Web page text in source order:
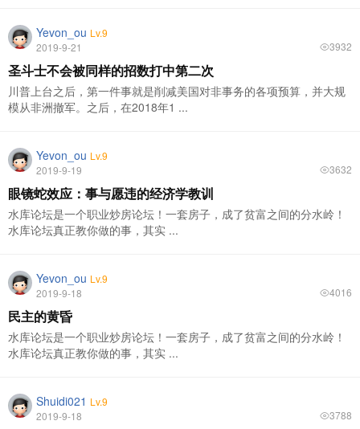
Yevon_ou Lv.9
2019-9-21
3932
圣斗士不会被同样的招数打中第二次
川普上台之后，第一件事就是削减美国对非事务的各项预算，并大规
模从非洲撤军。之后，在2018年1 ...
Yevon_ou Lv.9
2019-9-19
3632
眼镜蛇效应：事与愿违的经济学教训
水库论坛是一个职业炒房论坛！一套房子，成了贫富之间的分水岭！
水库论坛真正教你做的事，其实 ...
Yevon_ou Lv.9
2019-9-18
4016
民主的黄昏
水库论坛是一个职业炒房论坛！一套房子，成了贫富之间的分水岭！
水库论坛真正教你做的事，其实 ...
Shuidi021 Lv.9
2019-9-18
3788